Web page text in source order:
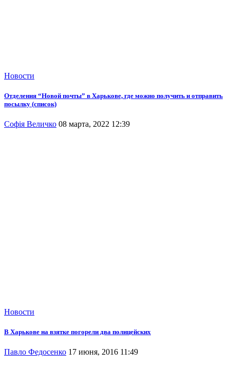
Новости
Отделения “Новой почты” в Харькове, где можно получить и отправить
посылку (список)
Софія Величко 08 марта, 2022 12:39
Новости
В Харькове на взятке погорели два полицейских
Павло Федосенко 17 июня, 2016 11:49